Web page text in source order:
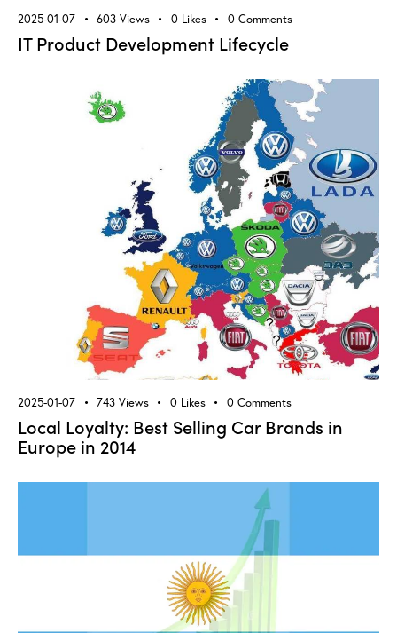
2025-01-07 603 Views 0 Likes 0 Comments
IT Product Development Lifecycle
2025-01-07 743 Views 0 Likes 0 Comments
Local Loyalty: Best Selling Car Brands in
Europe in 2014